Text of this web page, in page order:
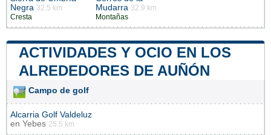
Negra 32.5 km
Cresta
Mudarra 32.9 km
Montañas
ACTIVIDADES Y OCIO EN LOS
ALREDEDORES DE AUÑÓN
Campo de golf
Alcarria Golf Valdeluz
en Yebes 25.5 km